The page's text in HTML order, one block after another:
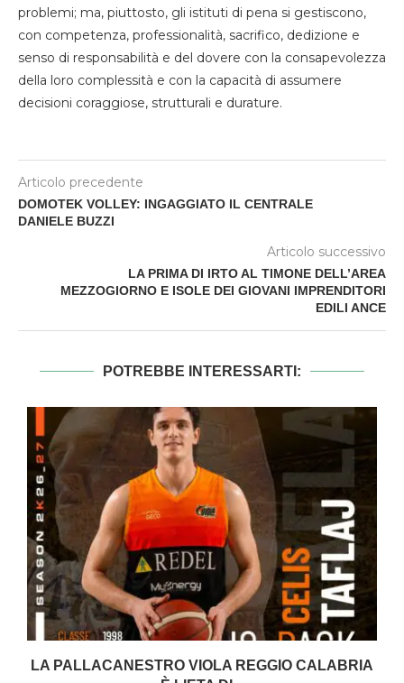
problemi; ma, piuttosto, gli istituti di pena si gestiscono,
con competenza, professionalità, sacrifico, dedizione e
senso di responsabilità e del dovere con la consapevolezza
della loro complessità e con la capacità di assumere
decisioni coraggiose, strutturali e durature.
Articolo precedente
DOMOTEK VOLLEY: INGAGGIATO IL CENTRALE
DANIELE BUZZI
Articolo successivo
LA PRIMA DI IRTO AL TIMONE DELL’AREA
MEZZOGIORNO E ISOLE DEI GIOVANI IMPRENDITORI
EDILI ANCE
POTREBBE INTERESSARTI:
LA PALLACANESTRO VIOLA REGGIO CALABRIA